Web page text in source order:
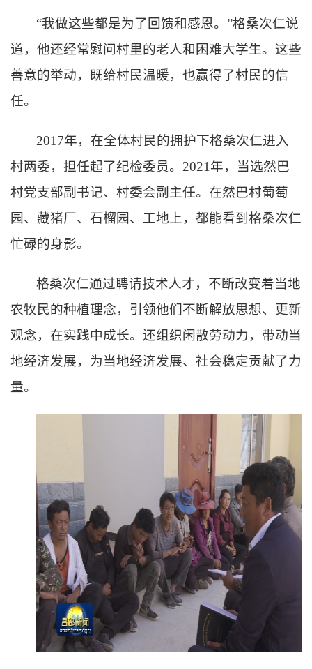
“我做这些都是为了回馈和感恩。”格桑次仁说
道，他还经常慰问村里的老人和困难大学生。这些
善意的举动，既给村民温暖，也赢得了村民的信
任。
2017年，在全体村民的拥护下格桑次仁进入
村两委，担任起了纪检委员。2021年，当选然巴
村党支部副书记、村委会副主任。在然巴村葡萄
园、藏猪厂、石榴园、工地上，都能看到格桑次仁
忙碌的身影。
格桑次仁通过聘请技术人才，不断改变着当地
农牧民的种植理念，引领他们不断解放思想、更新
观念，在实践中成长。还组织闲散劳动力，带动当
地经济发展，为当地经济发展、社会稳定贡献了力
量。